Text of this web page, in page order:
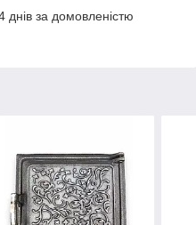
за домовленістю